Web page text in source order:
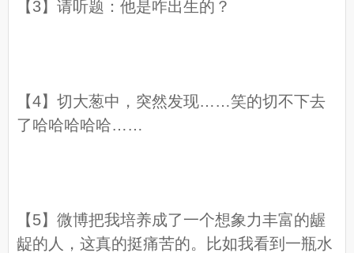
【3】请听题：他是咋出生的？
【4】切大葱中，突然发现……笑的切不下去
了哈哈哈哈哈……
【5】微博把我培养成了一个想象力丰富的龌
龊的人，这真的挺痛苦的。比如我看到一瓶水